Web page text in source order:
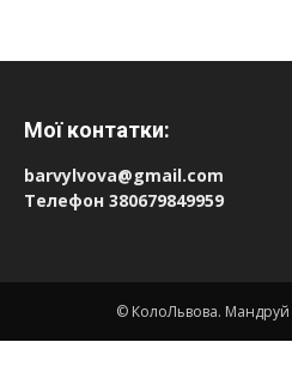
Мої контатки:
barvylvova@gmail.com
Телефон 380679849959
© КолоЛьвова.